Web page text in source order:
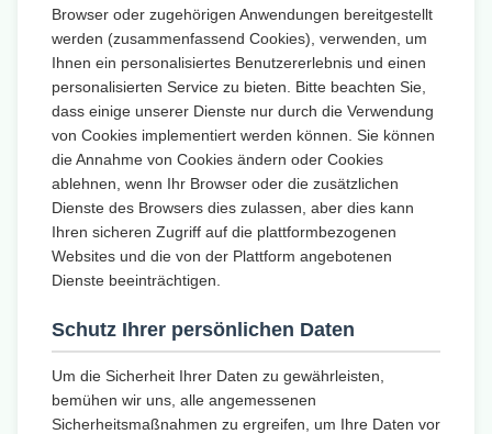
Browser oder zugehörigen Anwendungen bereitgestellt
werden (zusammenfassend Cookies), verwenden, um
Ihnen ein personalisiertes Benutzererlebnis und einen
personalisierten Service zu bieten. Bitte beachten Sie,
dass einige unserer Dienste nur durch die Verwendung
von Cookies implementiert werden können. Sie können
die Annahme von Cookies ändern oder Cookies
ablehnen, wenn Ihr Browser oder die zusätzlichen
Dienste des Browsers dies zulassen, aber dies kann
Ihren sicheren Zugriff auf die plattformbezogenen
Websites und die von der Plattform angebotenen
Dienste beeinträchtigen.
Schutz Ihrer persönlichen Daten
Um die Sicherheit Ihrer Daten zu gewährleisten,
bemühen wir uns, alle angemessenen
Sicherheitsmaßnahmen zu ergreifen, um Ihre Daten vor